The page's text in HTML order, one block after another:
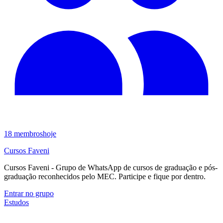
18 membroshoje
Cursos Faveni
Cursos Faveni - Grupo de WhatsApp de cursos de graduação e pós-
graduação reconhecidos pelo MEC. Participe e fique por dentro.
Entrar no grupo
Estudos